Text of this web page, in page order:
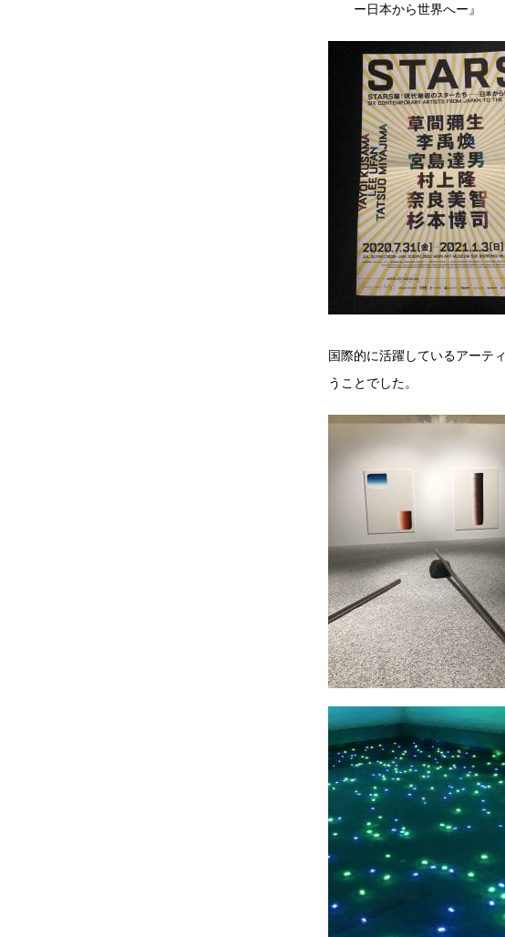
ー日本から世界へー』
国際的に活躍しているアーテ
うことでした。